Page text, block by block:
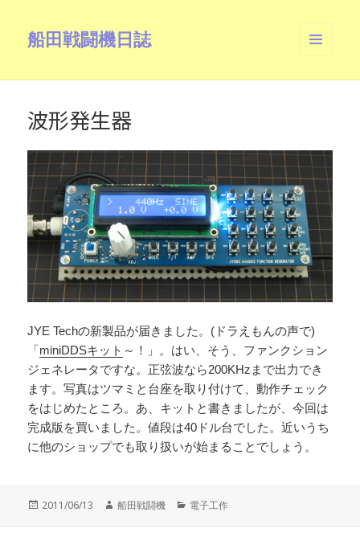
船田戦闘機日誌
ーとウ
波形発生器
JYE Techの新製品が届きました。(ドラえもんの声で)
「miniDDSキット ～！」。はい、そう、ファンクション
ジェネレータですな。正弦波なら200KHzまで出力でき
ます。写真はツマミと台座を取り付けて、動作チェック
をはじめたところ。あ、キットと書きましたが、今回は
完成版を買いました。値段は40ドル台でした。近いうち
に他のショップでも取り扱いが始まることでしょう。
投
2011/06/13
作
船田戦闘機
カ
電子工作